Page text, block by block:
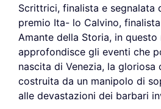
Scrittrici, finalista e segnalata
premio Ita- lo Calvino,
Amante della Storia, in questo
approfondisce gli eventi che
nascita di Venezia, la gloriosa
costruita da un manipolo di
alle devastazioni dei barbari